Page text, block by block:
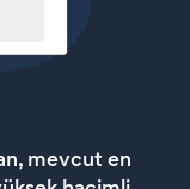
mevcut en